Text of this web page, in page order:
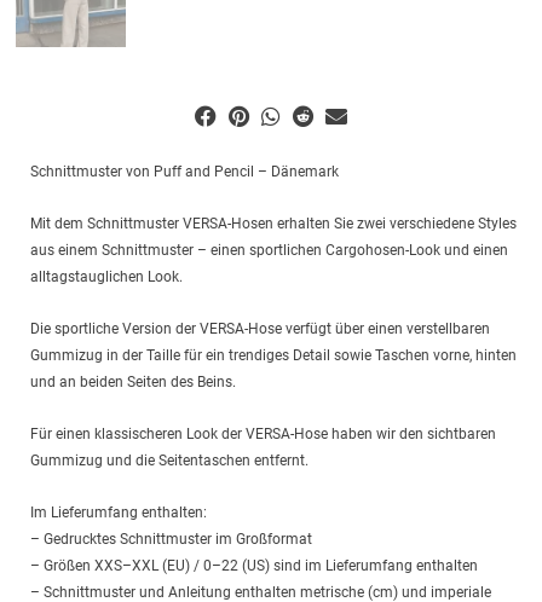
Schnittmuster von Puff and Pencil – Dänemark
Mit dem Schnittmuster VERSA-Hosen erhalten Sie zwei verschiedene Styles
aus einem Schnittmuster – einen sportlichen Cargohosen-Look und einen
alltagstauglichen Look.
Die sportliche Version der VERSA-Hose verfügt über einen verstellbaren
Gummizug in der Taille für ein trendiges Detail sowie Taschen vorne, hinten
und an beiden Seiten des Beins.
Für einen klassischeren Look der VERSA-Hose haben wir den sichtbaren
Gummizug und die Seitentaschen entfernt.
Im Lieferumfang enthalten:
– Gedrucktes Schnittmuster im Großformat
– Größen XXS–XXL (EU) / 0–22 (US) sind im Lieferumfang enthalten
– Schnittmuster und Anleitung enthalten metrische (cm) und imperiale